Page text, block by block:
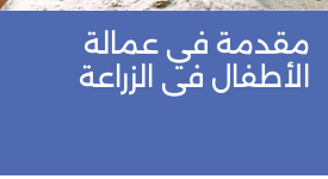
مقدمة في عمالة
الأطفال في الزراعة